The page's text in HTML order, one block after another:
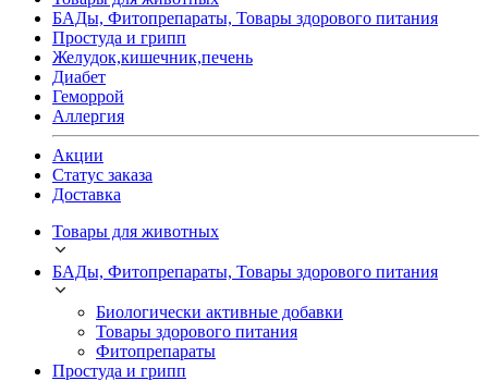
БАДы, Фитопрепараты, Товары здорового питания
Простуда и грипп
Желудок,кишечник,печень
Диабет
Геморрой
Аллергия
Акции
Статус заказа
Доставка
Товары для животных
БАДы, Фитопрепараты, Товары здорового питания
Биологически активные добавки
Товары здорового питания
Фитопрепараты
Простуда и грипп